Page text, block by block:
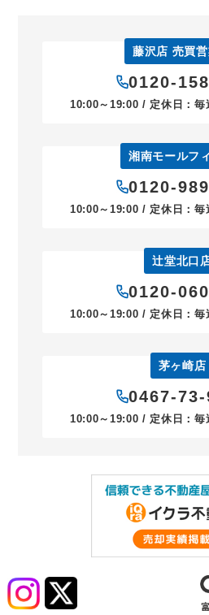
藤沢店 売買
0120-
10:00～19:00 / 定休日：毎
湘南モールフ
0120-
10:00～19:00 / 定休日：毎
辻堂北口
0120-
10:00～19:00 / 定休日：毎
茅ヶ崎店
0467-73-
10:00～19:00 / 定休日：毎